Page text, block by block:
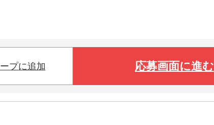
プに追加 応募画面に進む